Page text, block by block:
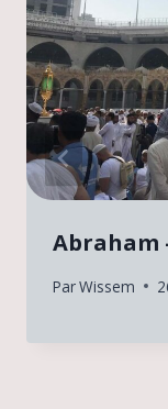
Abraham
ParWissem